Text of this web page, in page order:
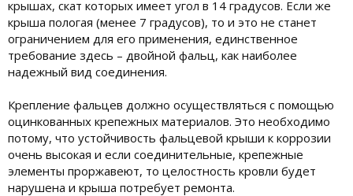
крышах, скат которых имеет угол в 14 градусов. Если же
крыша пологая (менее 7 градусов), то и это не станет
ограничением для его применения, единственное
требование здесь – двойной фальц, как наиболее
надежный вид соединения.
Крепление фальцев должно осуществляться с помощью
оцинкованных крепежных материалов. Это необходимо
потому, что устойчивость фальцевой крыши к коррозии
очень высокая и если соединительные, крепежные
элементы проржавеют, то целостность кровли будет
нарушена и крыша потребует ремонта.